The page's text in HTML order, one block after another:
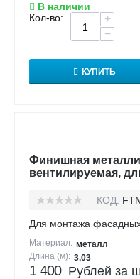
В наличии
Кол-во:
+
−
КУПИТЬ
Финишная
вентилируемая,
КОД:
Для монтажа
Материал: металл
Длина (м): 3,03
1 400 Рублей за